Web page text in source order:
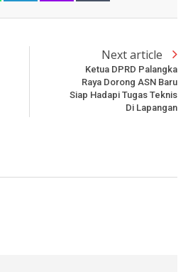
Next article
Ketua DPRD Palangka
Raya Dorong ASN Baru
Siap Hadapi Tugas Teknis
Di Lapangan